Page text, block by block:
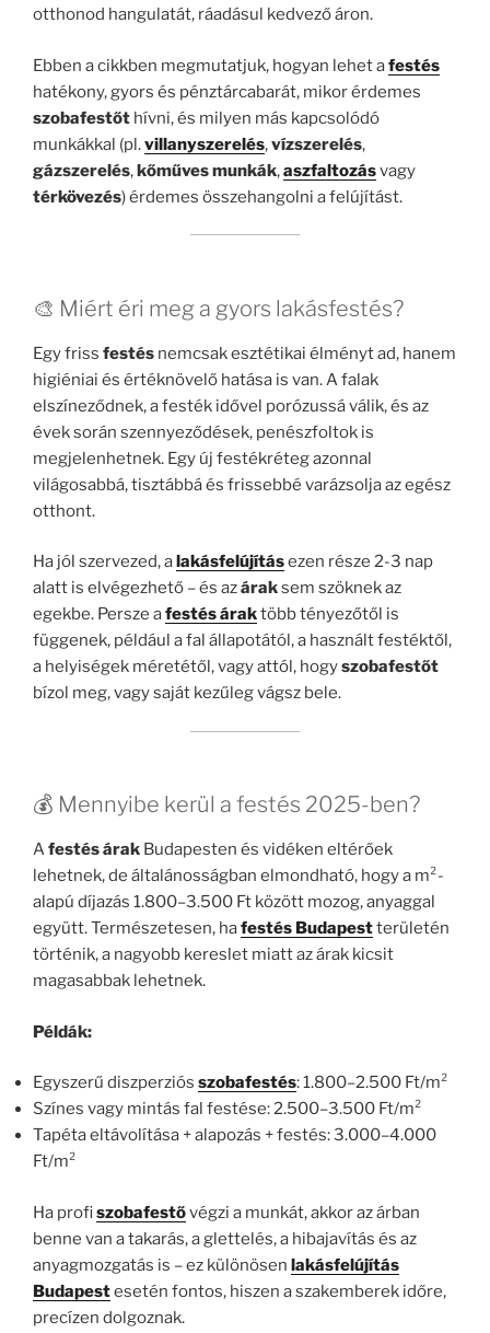
otthonod hangulatát, ráadásul kedvező áron.
Ebben a cikkben megmutatjuk, hogyan lehet afestés
hatékony, gyors és pénztárcabarát, mikor érdemes
szobafestőt hívni, és milyen más kapcsolódó
munkákkal (pl.villanyszerelés,vízszerelés,
gázszerelés,kőműves munkák,aszfaltozásvagy
térkövezés) érdemes összehangolni a felújítást.
🎨 Miért éri meg a gyors lakásfestés?
Egy friss festés nemcsak esztétikai élményt ad, hanem
higiéniai és értéknövelő hatása is van. A falak
elszíneződnek, a festék idővel porózussá válik, és az
évek során szennyeződések, penészfoltok is
megjelenhetnek. Egy új festékréteg azonnal
világosabbá, tisztábbá és frissebbé varázsolja az egész
otthont.
Ha jól szervezed, a lakásfelújításezen része 2-3 nap
alatt is elvégezhető – és azáraksem szöknek az
egekbe. Persze afestés áraktöbb tényezőtől is
függenek, például a fal állapotától, a használt festéktől,
a helyiségek méretétől, vagy attól, hogyszobafestőt
bízol meg, vagy saját kezűleg vágsz bele.
💰 Mennyibe kerül a festés 2025-ben?
Afestés árak Budapesten és vidéken eltérőek
lehetnek, de általánosságban elmondható, hogy a m²-
alapú díjazás 1.800–3.500 Ft között mozog, anyaggal
együtt. Természetesen, hafestés Budapestterületén
történik, a nagyobb kereslet miatt az árak kicsit
magasabbak lehetnek.
Példák:
Egyszerű diszperziós szobafestés: 1.800–2.500 Ft/m²
Színes vagy mintás fal festése: 2.500–3.500 Ft/m²
Tapéta eltávolítása + alapozás + festés: 3.000–4.000
Ft/m²
Ha profiszobafestővégzi a munkát, akkor az árban
benne van a takarás, a glettelés, a hibajavítás és az
anyagmozgatás is – ez különösen lakásfelújítás
Budapestesetén fontos, hiszen a szakemberek időre,
precízen dolgoznak.